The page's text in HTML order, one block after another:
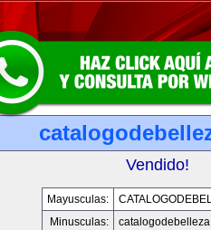
Vendido!
Mayusculas:
Minusculas: